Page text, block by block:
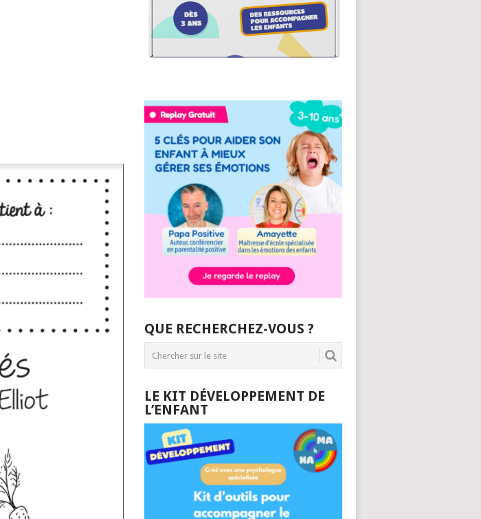
QUE RECHERCHEZ-VOUS ?
LE KIT DÉVELOPPEMENT DE
L’ENFANT